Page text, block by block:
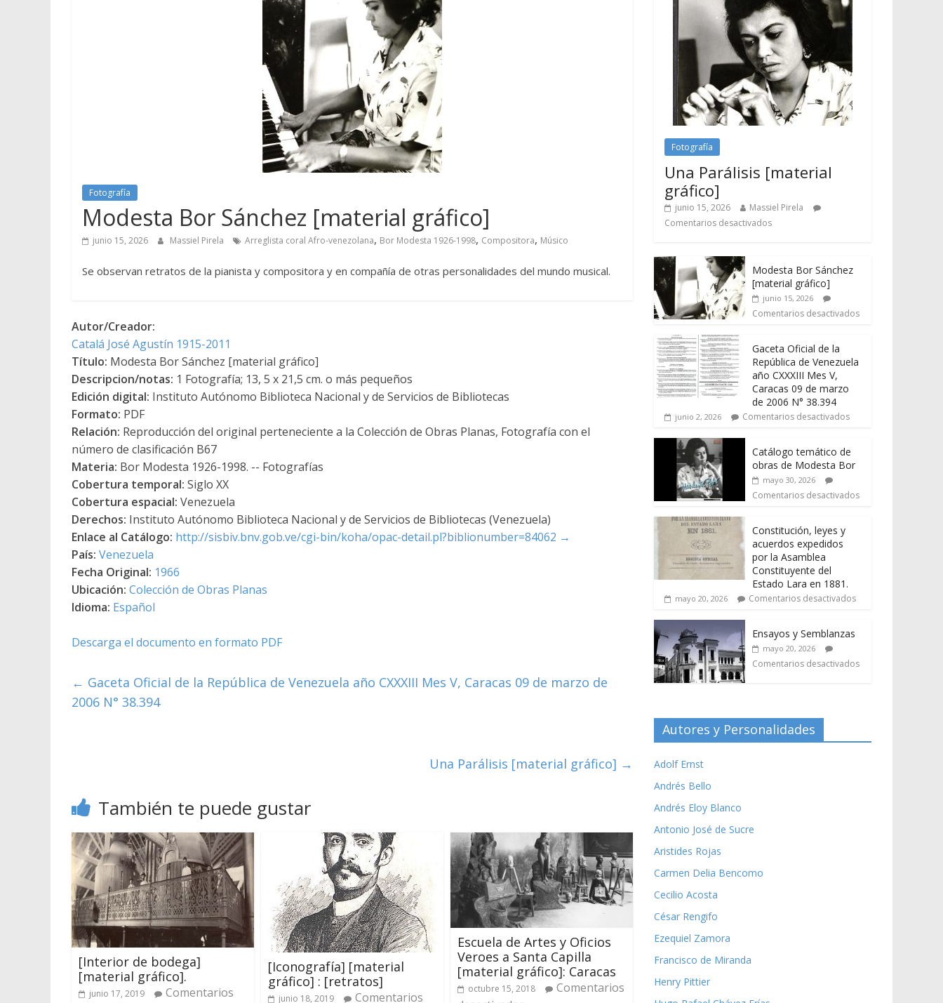
Fotografía
Modesta Bor Sánchez [material gráfico]
junio 15, 2026 Massiel Pirela Arreglista coral Afro-venezolana, Bor Modesta 1926-1998, Compositora, Músico
Se observan retratos de la pianista y compositora y en compañía de otras personalidades del mundo musical.
Autor/Creador:
Catalá José Agustín 1915-2011
Título: Modesta Bor Sánchez [material gráfico]
Descripcion/notas: 1 Fotografía; 13, 5 x 21,5 cm. o más pequeños
Edición digital: Instituto Autónomo Biblioteca Nacional y de Servicios de Bibliotecas
Formato: PDF
Relación: Reproducción del original perteneciente a la Colección de Obras Planas, Fotografía con el
número de clasificación B67
Materia: Bor Modesta 1926-1998. -- Fotografías
Cobertura temporal: Siglo XX
Cobertura espacial: Venezuela
Derechos: Instituto Autónomo Biblioteca Nacional y de Servicios de Bibliotecas (Venezuela)
Enlace al Catálogo: http://sisbiv.bnv.gob.ve/cgi-bin/koha/opac-detail.pl?biblionumber=84062 →
País: Venezuela
Fecha Original: 1966
Ubicación: Colección de Obras Planas
Idioma: Español
Descarga el documento en formato PDF
← Gaceta Oficial de la República de Venezuela año CXXXIII Mes V, Caracas 09 de marzo de
2006 N° 38.394
Una Parálisis [material gráfico] →
También te puede gustar
[Interior de bodega]
[material gráfico].
junio 17, 2019
Comentarios
[Iconografía] [material
gráfico] : [retratos]
junio 18, 2019
Comentarios
Escuela de Artes y Oficios
Veroes a Santa Capilla
[material gráfico]: Caracas
octubre 15, 2018
Comentarios
Fotografía
Una Parálisis [material
gráfico]
junio 15, 2026
Massiel Pirela
Comentarios desactivados
Modesta Bor Sánchez
[material gráfico]
junio 15, 2026
Comentarios desactivados
Gaceta Oficial de la
República de Venezuela
año CXXXIII Mes V,
Caracas 09 de marzo
de 2006 N° 38.394
junio 2, 2026 Comentarios desactivados
Catálogo temático de
obras de Modesta Bor
mayo 30, 2026
Comentarios desactivados
Constitución, leyes y
acuerdos expedidos
por la Asamblea
Constituyente del
Estado Lara en 1881.
mayo 20, 2026 Comentarios desactivados
Ensayos y Semblanzas
mayo 20, 2026
Comentarios desactivados
Autores y Personalidades
Adolf Ernst
Andrés Bello
Andrés Eloy Blanco
Antonio José de Sucre
Aristides Rojas
Carmen Delia Bencomo
Cecilio Acosta
César Rengifo
Ezequiel Zamora
Francisco de Miranda
Henry Pittier